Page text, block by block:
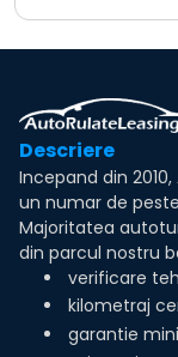
Descriere
Incepand din
un numar de
Majoritatea
din parcul nostru
verificare
kilometraj
garantie